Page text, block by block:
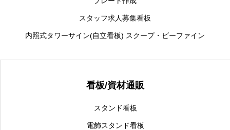
スタッフ求人募集看板
内照式タワーサイン(自立看板) スクープ・ビーファイン
看板/資材通販
スタンド看板
電飾スタンド看板